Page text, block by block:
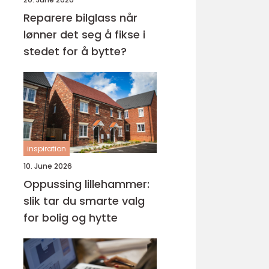
Reparere bilglass når
lønner det seg å fikse i
stedet for å bytte?
inspiration
10. June 2026
Oppussing lillehammer:
slik tar du smarte valg
for bolig og hytte